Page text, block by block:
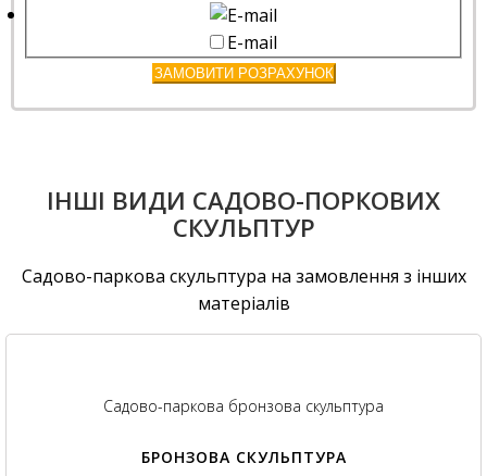
E-mail
ЗАМОВИТИ РОЗРАХУНОК
ІНШІ ВИДИ САДОВО-ПОРКОВИХ
СКУЛЬПТУР
Садово-паркова скульптура на замовлення з інших
матеріалів
Садово-паркова бронзова скульптура
БРОНЗОВА СКУЛЬПТУРА